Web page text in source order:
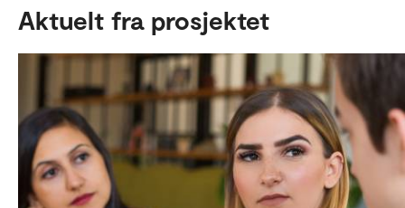
Aktuelt fra prosjektet